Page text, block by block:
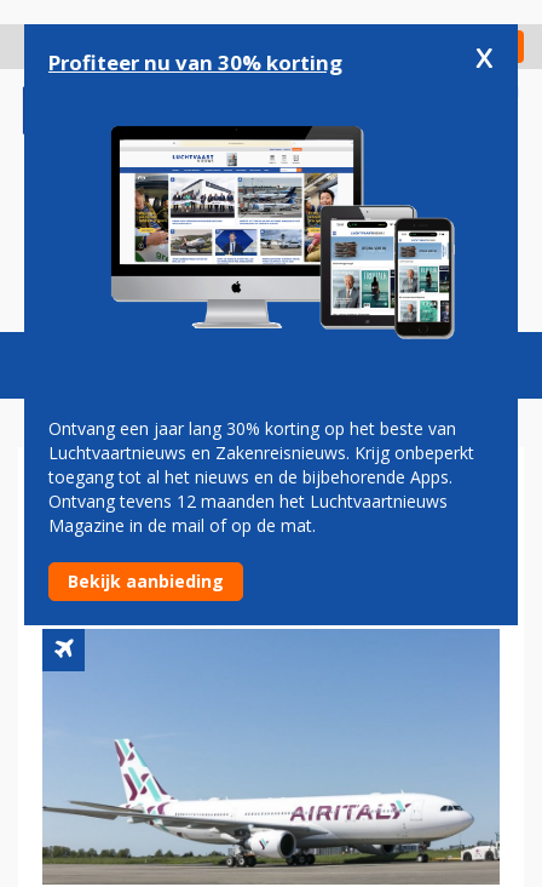
gaan
Check in
Magazine Podcasts Vacatures
AIR ITALY GAAT ONDANKS
KRITIEK DOOR MET EXPANSIE
IN NOORD-AMERIKA
Profiteer nu van 30% korting x
Ontvang een jaar lang 30% korting op het beste van
Luchtvaartnieuws en Zakenreisnieuws. Krijg onbeperkt
toegang tot al het nieuws en de bijbehorende Apps.
Ontvang tevens 12 maanden het Luchtvaartnieuws
Magazine in de mail of op de mat.
Bekijk aanbieding